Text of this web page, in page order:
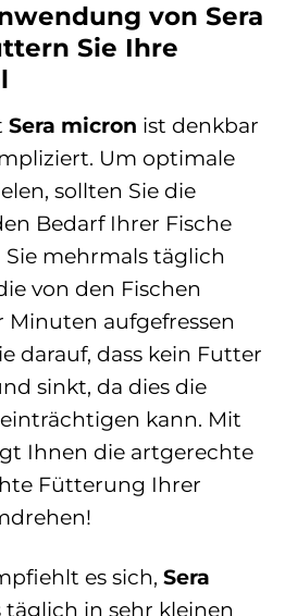
von Sera
Sie Ihre
Sera micron ist denkbar
Um optimale
sollten Sie die
Bedarf Ihrer Fische
mehrmals täglich
von den Fischen
aufgefressen
darauf, dass kein Futter
sinkt, da dies die
kann. Mit
Ihnen die artgerechte
Fütterung Ihrer
es sich, Sera
in sehr kleinen